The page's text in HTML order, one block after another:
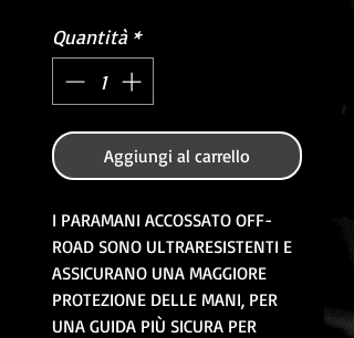
Quantità *
Aggiungi al carrello
I PARAMANI ACCOSSATO OFF-
ROAD SONO ULTRARESISTENTI E
ASSICURANO UNA MAGGIORE
PROTEZIONE DELLE MANI, PER
UNA GUIDA PIÙ SICURA PER